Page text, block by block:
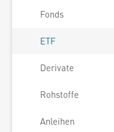
Fonds
ETF
Derivate
Rohstoffe
Anleihen